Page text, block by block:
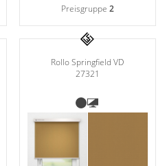
Preisgruppe 2
Rollo Springfield VD
27321